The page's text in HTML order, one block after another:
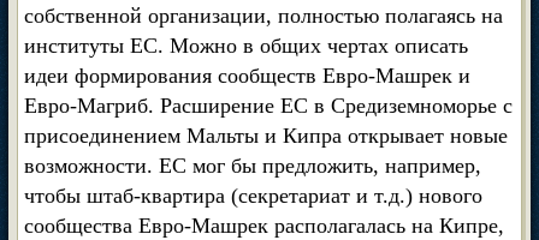
собственной организации, полностью полагаясь на
институты ЕС. Можно в общих чертах описать
идеи формирования сообществ Евро-Машрек и
Евро-Магриб. Расширение ЕС в Средиземноморье с
присоединением Мальты и Кипра открывает новые
возможности. ЕС мог бы предложить, например,
чтобы штаб-квартира (секретариат и т.д.) нового
сообщества Евро-Машрек располагалась на Кипре,